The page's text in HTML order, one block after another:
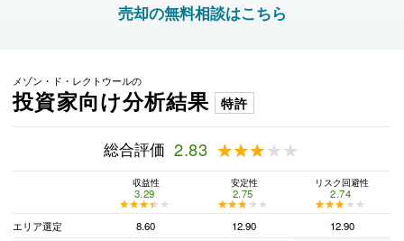
売却の無料相談はこちら
メゾン・ド・レクトウールの
投資家向け分析結果 特許
総合評価 2.83 ★★★★★
★★★★★
収益性
3.29
★★★★★
★★★★★
安定性
2.75
★★★★★
★★★★★
リスク回避性
2.74
★★★★★
★★★★★
エリア選定
8.60 12.90
12.90